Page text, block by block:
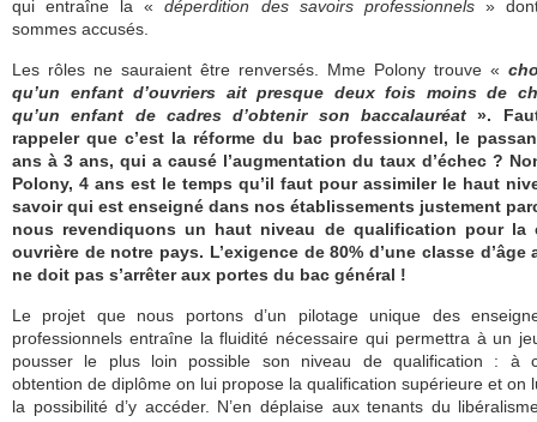
qui entraîne la «déperdition des savoirs professionnels»
sommes accusés.
Les rôles ne sauraient être renversés. Mme Polony trouve «
qu’un enfant d’ouvriers ait presque deux fois moins de
qu’un enfant de cadres d’obtenir son baccalauréat».
rappeler que c’est la réforme du bac professionnel, le
ans à 3 ans, qui a causé l’augmentation du taux d’échec ?
Polony, 4 ans est le temps qu’il faut pour assimiler le haut
savoir qui est enseigné dans nos établissements justement
nous revendiquons un haut niveau de qualification pour la
ouvrière de notre pays. L’exigence de 80% d’une classe d’âge
ne doit pas s’arrêter aux portes du bac général !
Le projet que nous portons d’un pilotage unique des
professionnels entraîne la fluidité nécessaire qui permettra à un
pousser le plus loin possible son niveau de qualification : à
obtention de diplôme on lui propose la qualification supérieure et on
la possibilité d’y accéder. N’en déplaise aux tenants du